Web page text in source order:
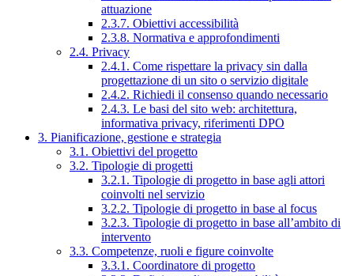
attuazione
2.3.7. Obiettivi accessibilità
2.3.8. Normativa e approfondimenti
2.4. Privacy
2.4.1. Come rispettare la privacy sin dalla
progettazione di un sito o servizio digitale
2.4.2. Richiedi il consenso quando necessario
2.4.3. Le basi del sito web: architettura,
informativa privacy, riferimenti DPO
3. Pianificazione, gestione e strategia
3.1. Obiettivi del progetto
3.2. Tipologie di progetti
3.2.1. Tipologie di progetto in base agli attori
coinvolti nel servizio
3.2.2. Tipologie di progetto in base al focus
3.2.3. Tipologie di progetto in base all’ambito di
intervento
3.3. Competenze, ruoli e figure coinvolte
3.3.1. Coordinatore di progetto